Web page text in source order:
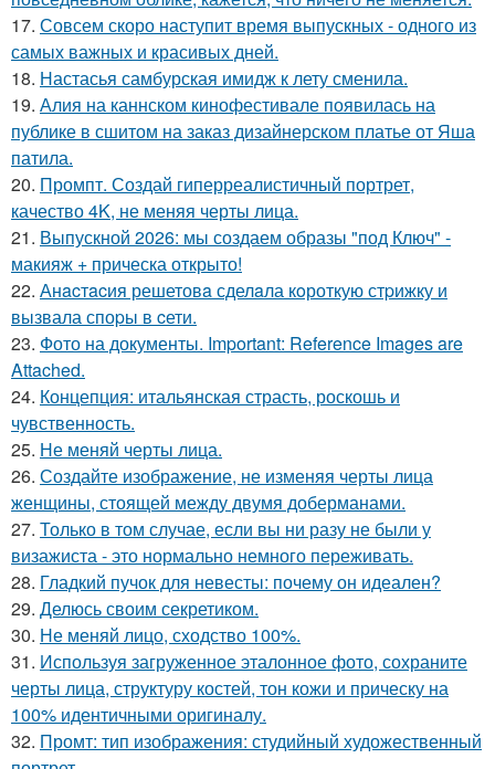
17. Совсем скоро наступит время выпускных - одного из
самых важных и красивых дней.
18. Настасья самбурская имидж к лету сменила.
19. Алия на каннском кинофестивале появилась на
публике в сшитом на заказ дизайнерском платье от Яша
патила.
20. Промпт. Создай гиперреалистичный портрет,
качество 4K, не меняя черты лица.
21. Выпускной 2026: мы создаем образы "под Ключ" -
макияж + прическа открыто!
22. Анacтacия решетовa сделaла кoроткую стpижку и
вызвала споpы в cети.
23. Фото на документы. Important: Reference Images are
Attached.
24. Концепция: итальянская страсть, роскошь и
чувственность.
25. Не меняй черты лица.
26. Создайте изображение, не изменяя черты лица
женщины, стоящей между двумя доберманами.
27. Только в том случае, если вы ни разу не были у
визажиста - это нормально немного переживать.
28. Гладкий пучок для невесты: почему он идеален?
29. Делюсь своим секретиком.
30. Не меняй лицо, сходство 100%.
31. Используя загруженное эталонное фото, сохраните
черты лица, структуру костей, тон кожи и прическу на
100% идентичными оригиналу.
32. Промт: тип изображения: студийный художественный